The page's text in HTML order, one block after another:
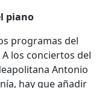
piano
programas del
los conciertos del
Antonio
hay que añadir